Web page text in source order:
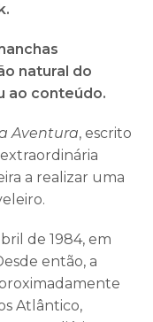
natural do
ao conteúdo.
Aventura, escrito
a realizar uma
de 1984, em
então, a
Atlântico,